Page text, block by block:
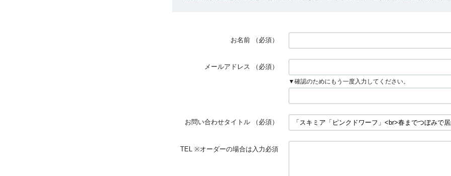
お名前 （必須）
メールアドレス （必須）
▼確認のためにもう一度入力してください。
お問い合わせタイトル （必須）
TEL ※オーダーの場合は入力必須